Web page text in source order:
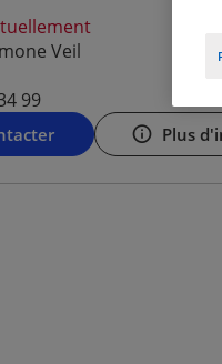
Veil
99
Plus